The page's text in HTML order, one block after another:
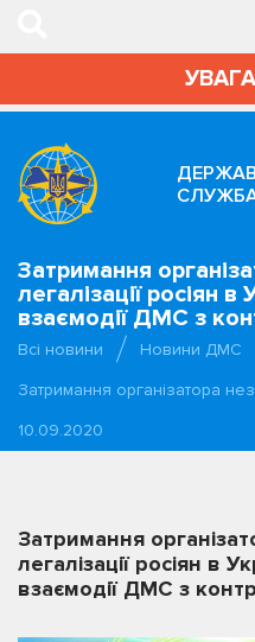
Затримання
легалізації росіян в
взаємодії ДМС з
Всі новини
Новини ДМС
Затримання організатора
10.09.2020
Затримання
легалізації росіян в
взаємодії ДМС з